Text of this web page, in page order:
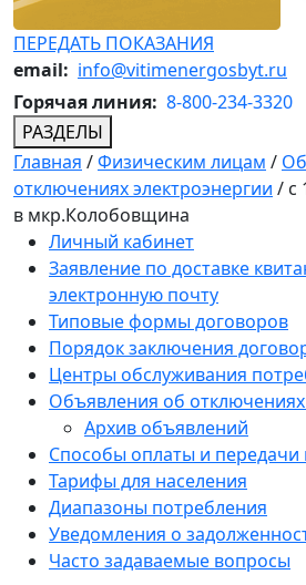
ПЕРЕДАТЬ ПОКАЗАНИЯ
email: info@vitimenergosbyt.ru
Горячая линия: 8-800-234-3320
РАЗДЕЛЫ
Главная /Физическим лицам /
отключениях электроэнергии / с
в мкр.Колобовщина
Личный кабинет
Заявление по доставке
электронную почту
Типовые формы договоров
Порядок заключения
Центры обслуживания
Объявления об отключениях
Архив объявлений
Способы оплаты и передачи
Тарифы для населения
Диапазоны потребления
Уведомления о
Часто задаваемые вопросы